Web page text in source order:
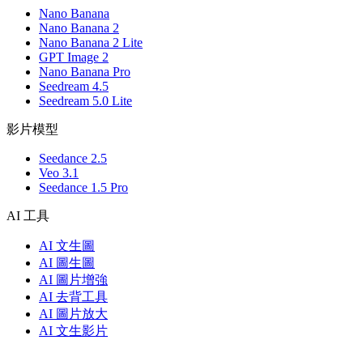
Nano Banana
Nano Banana 2
Nano Banana 2 Lite
GPT Image 2
Nano Banana Pro
Seedream 4.5
Seedream 5.0 Lite
影片模型
Seedance 2.5
Veo 3.1
Seedance 1.5 Pro
AI 工具
AI 文生圖
AI 圖生圖
AI 圖片增強
AI 去背工具
AI 圖片放大
AI 文生影片